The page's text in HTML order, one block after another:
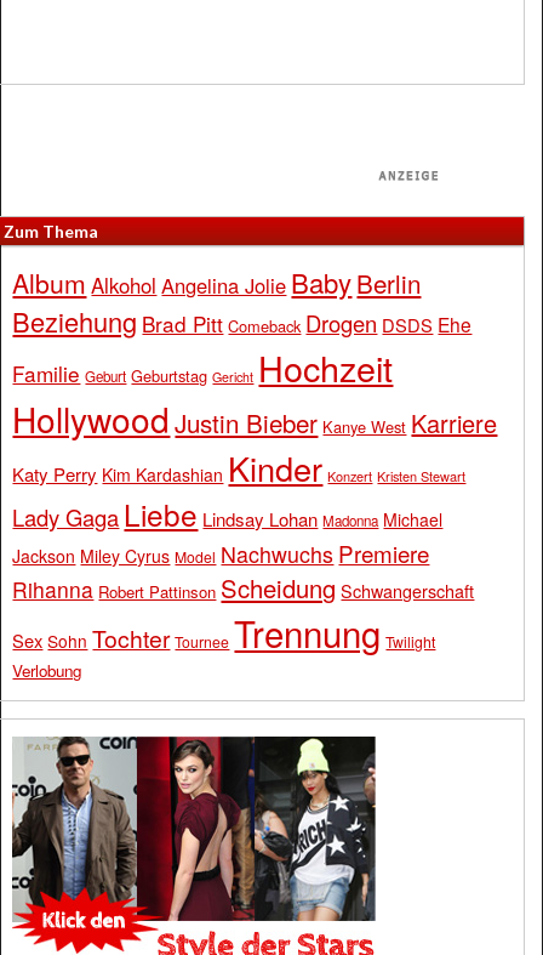
Zum Thema
Album Alkohol Angelina Jolie BabyBerlin
Beziehung Brad Pitt Comeback Drogen DSDS Ehe
Familie Geburt Geburtstag Gericht Hochzeit
Hollywood Justin Bieber Kanye West Karriere
Katy Perry Kim Kardashian Kinder Konzert Kristen Stewart
Lady Gaga Liebe Lindsay Lohan Madonna Michael
Jackson Miley Cyrus Model Nachwuchs Premiere
Rihanna Robert Pattinson Scheidung Schwangerschaft
Sex Sohn Tochter Tournee Trennung Twilight
Verlobung